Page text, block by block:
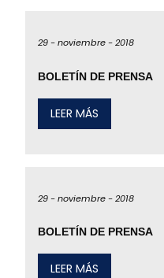
29 -noviembre -2018
BOLETÍN DE PRENSA
LEER MÁS
29 -noviembre -2018
BOLETÍN DE PRENSA
LEER MÁS